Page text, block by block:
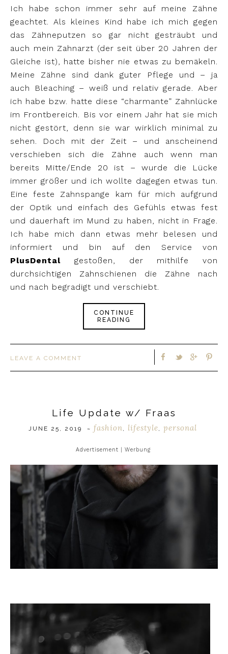
Ich habe schon immer sehr auf meine Zähne
geachtet. Als kleines Kind habe ich mich gegen
das Zähneputzen so gar nicht gesträubt und
auch mein Zahnarzt (der seit über 20 Jahren der
Gleiche ist), hatte bisher nie etwas zu bemäkeln.
Meine Zähne sind dank guter Pflege und – ja
auch Bleaching – weiß und relativ gerade. Aber
ich habe bzw. hatte diese “charmante” Zahnlücke
im Frontbereich. Bis vor einem Jahr hat sie mich
nicht gestört, denn sie war wirklich minimal zu
sehen. Doch mit der Zeit – und anscheinend
verschieben sich die Zähne auch wenn man
bereits Mitte/Ende 20 ist – wurde die Lücke
immer größer und ich wollte dagegen etwas tun.
Eine feste Zahnspange kam für mich aufgrund
der Optik und einfach des Gefühls etwas fest
und dauerhaft im Mund zu haben, nicht in Frage.
Ich habe mich dann etwas mehr belesen und
informiert und bin auf den Service von
PlusDental gestoßen, der mithilfe von
durchsichtigen Zahnschienen die Zähne nach
und nach begradigt und verschiebt.
CONTINUE
READING
LEAVE A COMMENT
Life Update w/ Fraas
JUNE 25, 2019 ~ fashion, lifestyle, personal
Advertisement | Werbung